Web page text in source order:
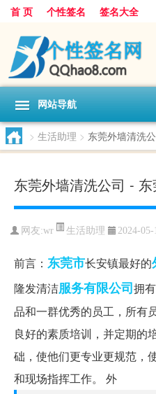
首 页 个性签名 签名大全
网站导航
> 生活助理 > 东莞外墙清洗
东莞外墙清洗公司 -
网友:wr 生活助理 2024-
前言： 东莞市长安镇最好的
隆发清洁服务有限公司拥
品和一群优秀的员工，所有
良好的素质培训，并定期的
础，使他们更专业更规范，
和现场指挥工作。 外